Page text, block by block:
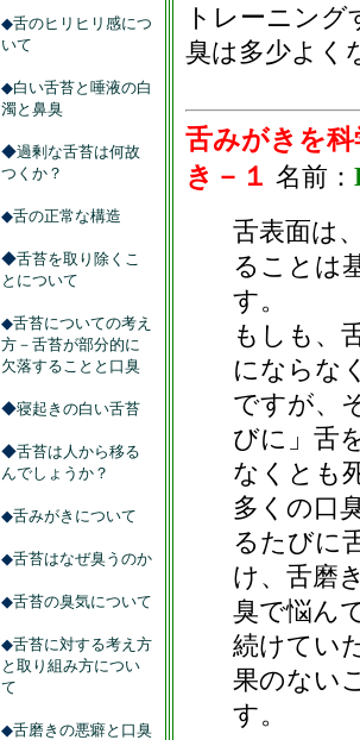
◆舌のヒリヒリ感につ
いて
◆白い舌苔と唾液の白
濁と鼻臭
◆過剰な舌苔は何故
つくか？
◆舌の正常な構造
◆舌苔を取り除くこ
とについて
◆舌苔についての考え
方－舌苔が部分的に
欠落することと口臭
◆寝起きの白い舌苔
◆舌苔は人から移る
んでしょうか？
◆舌みがきについて
◆舌苔はなぜ臭うのか
◆舌苔の臭気について
◆舌苔に対する考え方
と取り組み方につい
て
◆舌磨きの悪癖と口臭
トレーニン
臭は多少よく
舌みがきを
き－１ 名前：
舌表面は
ることは
す。
もしも、
にならな
ですが、
びに」舌
なくとも
多くの口
るたびに
け、舌磨
臭で悩ん
続けてい
果のない
す。